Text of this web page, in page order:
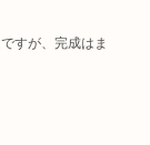
すが、完成はま